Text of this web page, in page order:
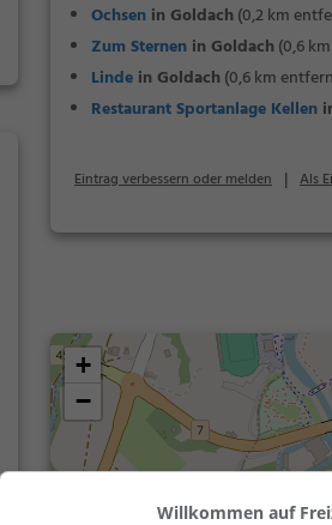
Ochsen in Goldach (0,2 km
Zum Sternen in Goldach (0,6
Linde in Goldach (0,6 km
Restaurant Sportanlage Kellen
Eintrag verbessern oder melden | Als
+
−
Willkommen auf